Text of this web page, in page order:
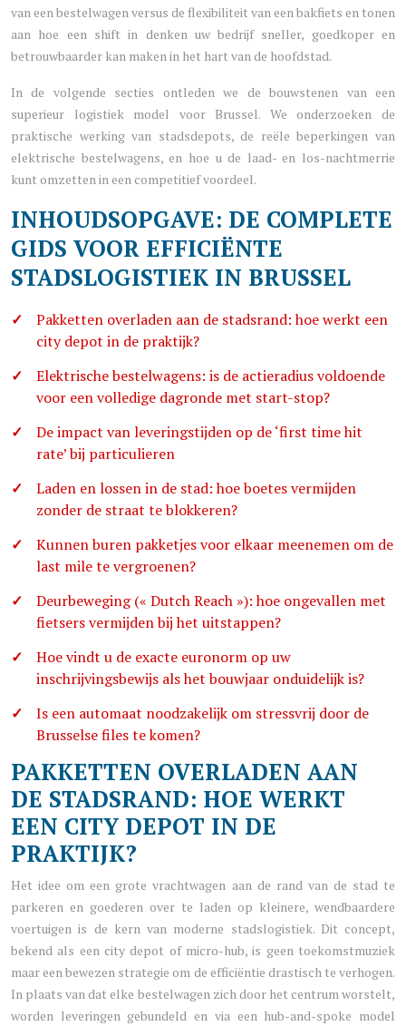
van een bestelwagen versus de flexibiliteit van een bakfiets en tonen
aan hoe een shift in denken uw bedrijf sneller, goedkoper en
betrouwbaarder kan maken in het hart van de hoofdstad.
In de volgende secties ontleden we de bouwstenen van een
superieur logistiek model voor Brussel. We onderzoeken de
praktische werking van stadsdepots, de reële beperkingen van
elektrische bestelwagens, en hoe u de laad- en los-nachtmerrie
kunt omzetten in een competitief voordeel.
INHOUDSOPGAVE: DE COMPLETE
GIDS VOOR EFFICIËNTE
STADSLOGISTIEK IN BRUSSEL
Pakketten overladen aan de stadsrand: hoe werkt een
city depot in de praktijk?
Elektrische bestelwagens: is de actieradius voldoende
voor een volledige dagronde met start-stop?
De impact van leveringstijden op de ‘first time hit
rate’ bij particulieren
Laden en lossen in de stad: hoe boetes vermijden
zonder de straat te blokkeren?
Kunnen buren pakketjes voor elkaar meenemen om de
last mile te vergroenen?
Deurbeweging (« Dutch Reach »): hoe ongevallen met
fietsers vermijden bij het uitstappen?
Hoe vindt u de exacte euronorm op uw
inschrijvingsbewijs als het bouwjaar onduidelijk is?
Is een automaat noodzakelijk om stressvrij door de
Brusselse files te komen?
PAKKETTEN OVERLADEN AAN
DE STADSRAND: HOE WERKT
EEN CITY DEPOT IN DE
PRAKTIJK?
Het idee om een grote vrachtwagen aan de rand van de stad te
parkeren en goederen over te laden op kleinere, wendbaardere
voertuigen is de kern van moderne stadslogistiek. Dit concept,
bekend als een city depot of micro-hub, is geen toekomstmuziek
maar een bewezen strategie om de efficiëntie drastisch te verhogen.
In plaats van dat elke bestelwagen zich door het centrum worstelt,
worden leveringen gebundeld en via een hub-and-spoke model